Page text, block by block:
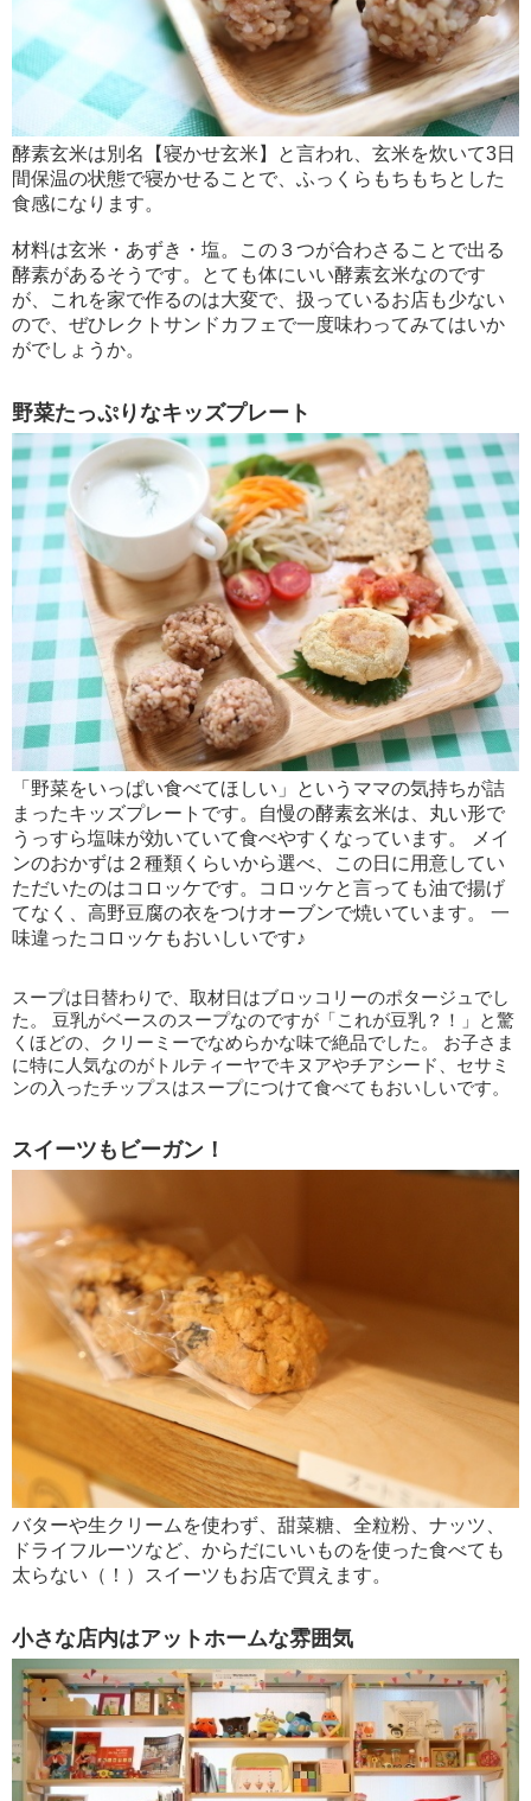
酵素玄米は別名【寝かせ玄米】と言われ、玄米を炊いて3日
間保温の状態で寝かせることで、ふっくらもちもちとした
食感になります。
材料は玄米・あずき・塩。この３つが合わさることで出る
酵素があるそうです。とても体にいい酵素玄米なのです
が、これを家で作るのは大変で、扱っているお店も少ない
ので、ぜひレクトサンドカフェで一度味わってみてはいか
がでしょうか。
野菜たっぷりなキッズプレート
「野菜をいっぱい食べてほしい」というママの気持ちが詰
まったキッズプレートです。自慢の酵素玄米は、丸い形で
うっすら塩味が効いていて食べやすくなっています。 メイ
ンのおかずは２種類くらいから選べ、この日に用意してい
ただいたのはコロッケです。コロッケと言っても油で揚げ
てなく、高野豆腐の衣をつけオーブンで焼いています。 一
味違ったコロッケもおいしいです♪
スープは日替わりで、取材日はブロッコリーのポタージュでし
た。 豆乳がベースのスープなのですが「これが豆乳？！」と驚
くほどの、クリーミーでなめらかな味で絶品でした。 お子さま
に特に人気なのがトルティーヤでキヌアやチアシード、セサミ
ンの入ったチップスはスープにつけて食べてもおいしいです。
スイーツもビーガン！
バターや生クリームを使わず、甜菜糖、全粒粉、ナッツ、
ドライフルーツなど、からだにいいものを使った食べても
太らない（！）スイーツもお店で買えます。
小さな店内はアットホームな雰囲気